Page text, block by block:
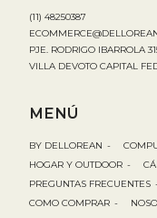
(11) 48250387
PJE. RODRIGO IBARROLA
VILLA DEVOTO CAPITAL
MENÚ
BY DELLOREAN -
HOGAR Y OUTDOOR -
PREGUNTAS FRECUENTES
COMO COMPRAR -